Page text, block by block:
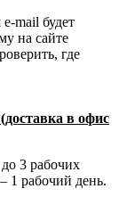
mail будет
на сайте
где
в офис
3 рабочих
1 рабочий день.